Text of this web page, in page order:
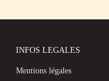
INFOS LEGALES
Mentions légales